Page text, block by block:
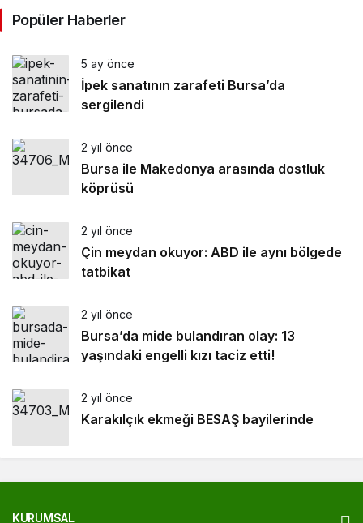
Popüler Haberler
5 ay önce
İpek sanatının zarafeti Bursa’da
sergilendi
2 yıl önce
Bursa ile Makedonya arasında dostluk
köprüsü
2 yıl önce
Çin meydan okuyor: ABD ile aynı bölgede
tatbikat
2 yıl önce
Bursa’da mide bulandıran olay: 13
yaşındaki engelli kızı taciz etti!
2 yıl önce
Karakılçık ekmeği BESAŞ bayilerinde
KURUMSAL